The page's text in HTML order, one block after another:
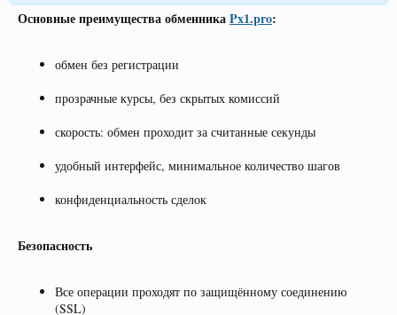
Основные преимущества обменникаPx1.pro:
обмен без регистрации
прозрачные курсы, без скрытых комиссий
скорость: обмен проходит за считанные секунды
удобный интерфейс, минимальное количество шагов
конфиденциальность сделок
Безопасность
Все операции проходят по защищённому соединению
(SSL)